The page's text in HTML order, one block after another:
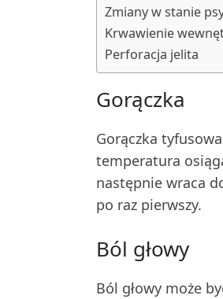
Zmiany w stanie
Krwawienie
Perforacja jelita
Gorączka
Gorączka
temperatura
następnie wraca
po raz pierwszy.
Ból głowy
Ból głowy może